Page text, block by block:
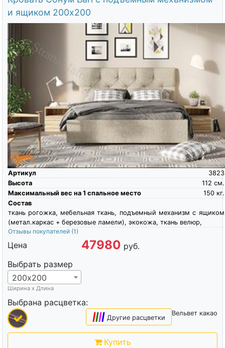
и ящиком 200х200
Артикул
3823
Высота
см.
112
Максимальный вес на 1 спальное место
кг.
150
Состав
ткань рогожка, мебельная ткань, подъемный механизм с ящиком
(метал.каркас + березовые ламели), экокожа, ткань велюр,
Отзывы покупателей (1)
Цена 47980 руб.
Выбрать размер
200х200
Ширина х Длина
Выбрана расцветка:
Вельвет какао
|||| Другие расцветки
Купить